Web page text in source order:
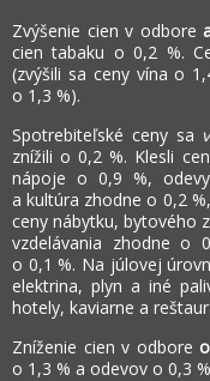
Zvýšenie cien v odbore
cien tabaku o 0,2 %.
(zvýšili sa ceny vína o
o 1,3 %).
Spotrebiteľské ceny sa
znížili o 0,2 %. Klesli
nápoje o 0,9 %,
a kultúra zhodne o 0,2
ceny nábytku, bytového
vzdelávania zhodne o
o 0,1 %. Na júlovej
elektrina, plyn a iné
hotely, kaviarne a
Zníženie cien v odbore
o 1,3 % a odevov o 0,3